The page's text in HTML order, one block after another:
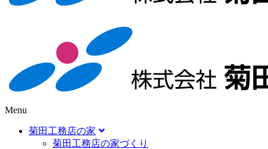
Menu
菊田工務店の家
菊田工務店の家づくり​